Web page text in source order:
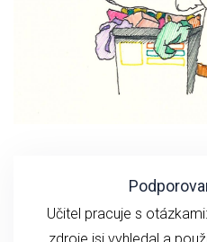
Učitel pracuje s